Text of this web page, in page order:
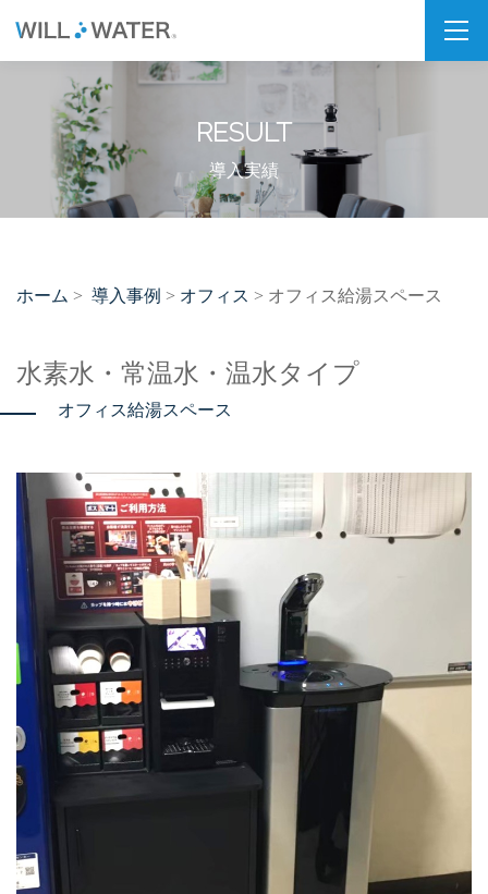
私たちの想い
SDGs
福利厚生
企業情報
拠点・パートナー紹介
製品情報
PSJシリーズ
PSJ-SPARKLING
PSJ-H2
PSJ-BASIC
ADXシリーズ / ADX
PSJ PROFESSIONAL
PSJ SEPARATE TYPE
導入ギャラリー
オフィス
店舗・サロン・クリニックなど
RESULT
導入実績
ホーム > 導入事例 > オフィス > オフィス給湯スペース
水素水・常温水・温水タイプ
オフィス給湯スペース